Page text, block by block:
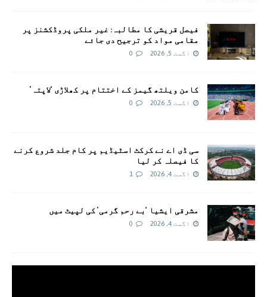
فیصل قریشی کا مطالبہ: غیر ملکی پروڈکشنز پر
مقامی مواد کو ترجیح دی جائے
اگست 5, 2026 0
کامن ویلتھ گیمز کے اختتام پر کھلاڑی ‘لاپتہ’
اگست 5, 2026 0
سی ڈی اے نے کرکٹ اسٹیڈیم پر کام جلد شروع کرنے
کا فیصلہ کر لیا
اگست 4, 2026 1
مشرقی ایشیا ‘بے رحم گرمی’ کی لپیٹ میں
اگست 4, 2026 0